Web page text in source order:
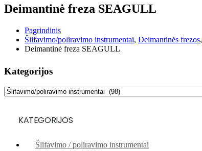
Deimantinė freza SEAGULL
Pagrindinis
Šlifavimo/poliravimo instrumentai, Deimantinės frezos,
Deimantinė freza SEAGULL
Kategorijos
KATEGORIJOS
Šlifavimo / poliravimo instrumentai